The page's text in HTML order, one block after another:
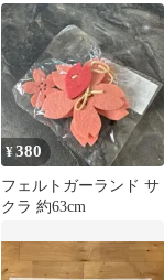
32インチ 成人式 前
撮り 誕生日
¥380
フェルトガーランド サ
クラ 約63cm